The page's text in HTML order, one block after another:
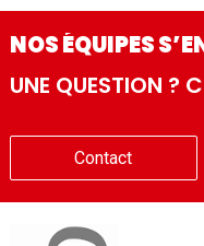
NOS ÉQUIPES
UNE QUESTION ?
Contact